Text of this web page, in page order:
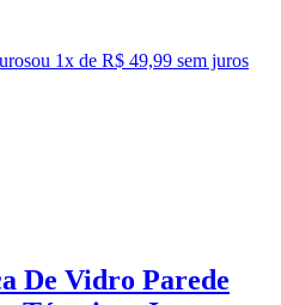
ou 1x de R$ 49,99 sem juros
De Vidro Parede